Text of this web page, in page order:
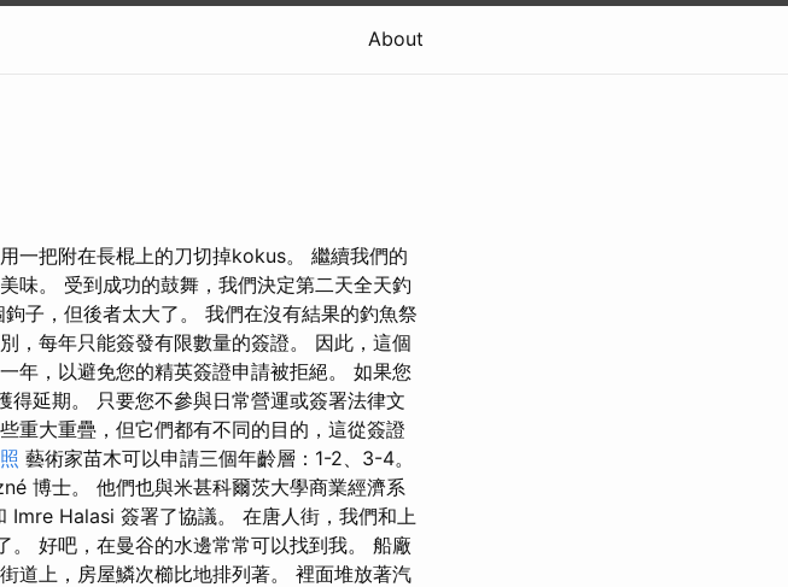
About
一把附在長棍上的刀切掉kokus。 繼續我們的
味。 受到成功的鼓舞，我們決定第二天全天釣
子，但後者太大了。 我們在沒有結果的釣魚祭
，每年只能簽發有限數量的簽證。 因此，這個
年，以避免您的精英簽證申請被拒絕。 如果您
延期。 只要您不參與日常營運或簽署法律文
重大重疊，但它們都有不同的目的，這從簽證
藝術家苗木可以申請三個年齡層：1-2、3-4。
博士。 他們也與米甚科爾茨大學商業經濟系
Halasi 簽署了協議。 在唐人街，我們和上
。 好吧，在曼谷的水邊常常可以找到我。 船廠
道上，房屋鱗次櫛比地排列著。 裡面堆放著汽